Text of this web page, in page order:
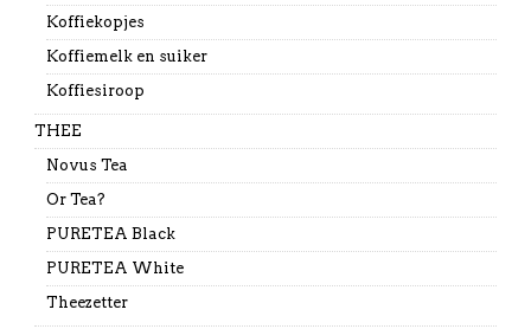
Koffiekopjes
Koffiemelk en suiker
Koffiesiroop
THEE
Novus Tea
Or Tea?
PURETEA Black
PURETEA White
Theezetter